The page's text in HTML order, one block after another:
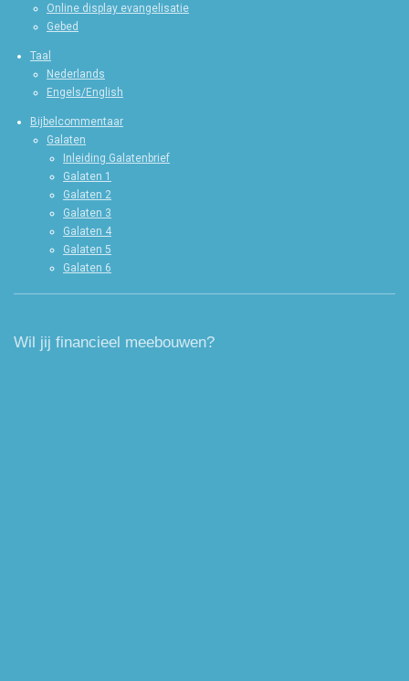
Online display evangelisatie
Gebed
Taal
Nederlands
Engels/English
Bijbelcommentaar
Galaten
Inleiding Galatenbrief
Galaten 1
Galaten 2
Galaten 3
Galaten 4
Galaten 5
Galaten 6
Wil jij financieel meebouwen?